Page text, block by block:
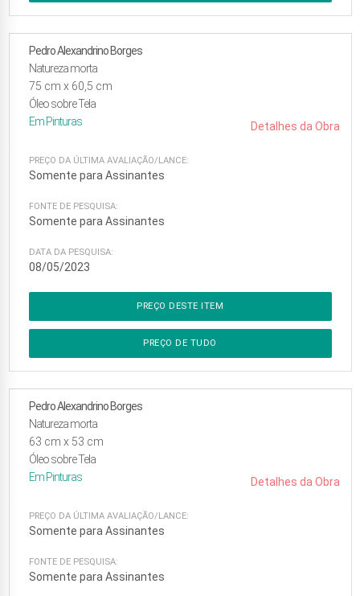
Pedro Alexandrino Borges
Natureza morta
75 cm x 60,5 cm
Óleo sobre Tela
Em Pinturas Detalhes da Obra
PREÇO DA ÚLTIMA AVALIAÇÃO/LANCE:
Somente para Assinantes
FONTE DE PESQUISA:
Somente para Assinantes
DATA DA PESQUISA:
08/05/2023
PREÇO DESTE ITEM
PREÇO DE TUDO
Pedro Alexandrino Borges
Natureza morta
63 cm x 53 cm
Óleo sobre Tela
Em Pinturas Detalhes da Obra
PREÇO DA ÚLTIMA AVALIAÇÃO/LANCE:
Somente para Assinantes
FONTE DE PESQUISA:
Somente para Assinantes